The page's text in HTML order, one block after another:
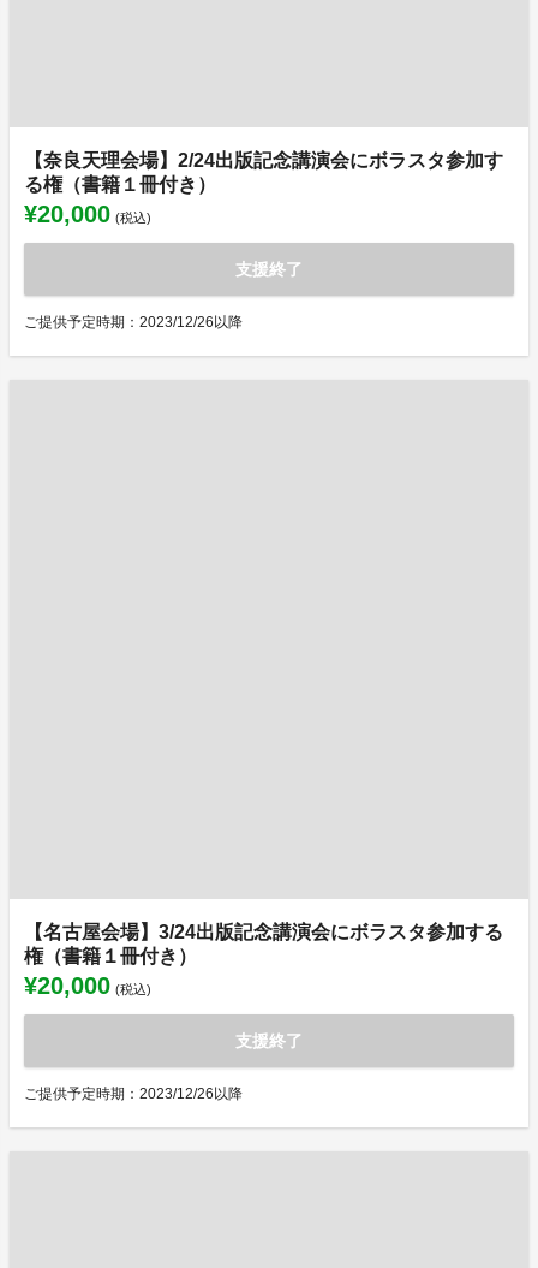
【奈良天理会場】2/24出版記念講演会にボラスタ参加す
る権（書籍１冊付き）
¥20,000 (税込)
支援終了
ご提供予定時期：2023/12/26以降
【名古屋会場】3/24出版記念講演会にボラスタ参加する
権（書籍１冊付き）
¥20,000 (税込)
支援終了
ご提供予定時期：2023/12/26以降